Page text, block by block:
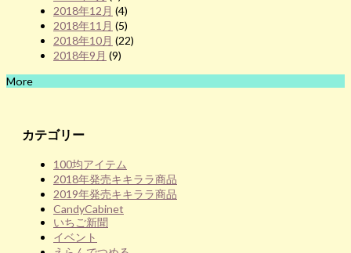
2018年12月 (4)
2018年11月 (5)
2018年10月 (22)
2018年9月 (9)
More
カテゴリー
100均アイテム
2018年発売キキララ商品
2019年発売キキララ商品
CandyCabinet
いちご新聞
イベント